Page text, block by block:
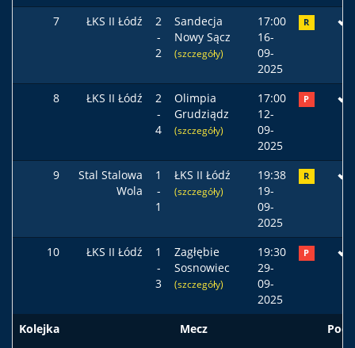
7 ŁKS II Łódź
2
-
2
Sandecja
Nowy Sącz
(szczegóły)
17:00
16-
09-
2025
R
8 ŁKS II Łódź
2
-
4
Olimpia
Grudziądz
(szczegóły)
17:00
12-
09-
2025
P
9
Stal Stalowa
Wola
1
-
1
ŁKS II Łódź
(szczegóły)
19:38
19-
09-
2025
R
10 ŁKS II Łódź
1
-
3
Zagłębie
Sosnowiec
(szczegóły)
19:30
29-
09-
2025
P
Kolejka Mecz